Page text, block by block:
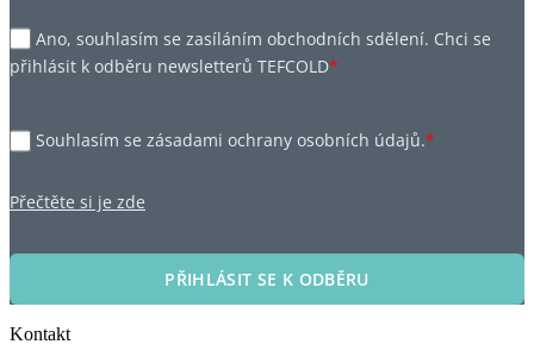
Ano, souhlasím se zasíláním obchodních sdělení. Chci se
přihlásit k odběru newsletterů TEFCOLD*
Souhlasím se zásadami ochrany osobních údajů.*
Přečtěte si je zde
PŘIHLÁSIT SE K ODBĚRU
Kontakt